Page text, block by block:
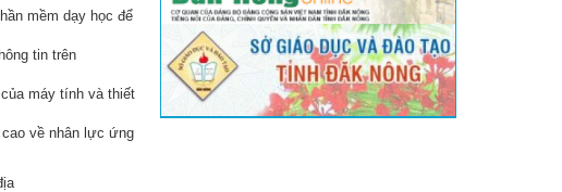
mềm dạy học để
tin trên
máy tính và thiết
về nhân lực ứng